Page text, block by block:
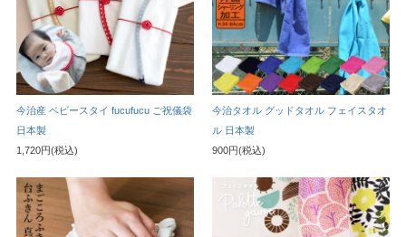
今治産 ベビースタイ fucufucu ご祝儀袋
日本製
1,720円(税込)
今治タオル グッドタオル フェイスタオ
ル 日本製
900円(税込)